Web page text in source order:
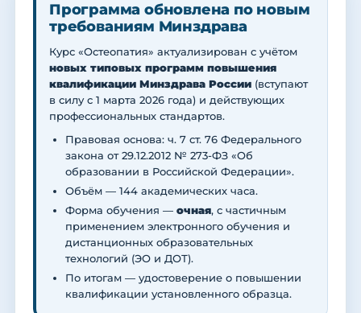
Программа обновлена по новым
требованиям Минздрава
Курс «Остеопатия» актуализирован с учётом
новых типовых программ повышения
квалификации Минздрава России (вступают
в силу с 1 марта 2026 года) и действующих
профессиональных стандартов.
Правовая основа: ч. 7 ст. 76 Федерального
закона от 29.12.2012 № 273-ФЗ «Об
образовании в Российской Федерации».
Объём — 144 академических часа.
Форма обучения — очная, с частичным
применением электронного обучения и
дистанционных образовательных
технологий (ЭО и ДОТ).
По итогам — удостоверение о повышении
квалификации установленного образца.